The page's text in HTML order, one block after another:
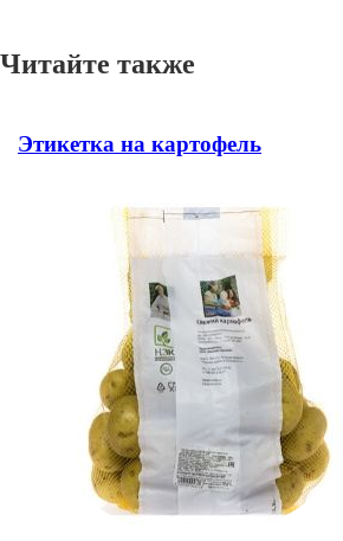
Читайте также
Этикетка на картофель